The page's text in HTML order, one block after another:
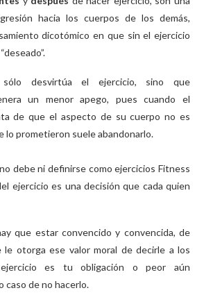
hacia los cuerpos de los demás,
dicotómico en que sin el ejercicio
desvirtúa el ejercicio, sino que
un menor apego, pues cuando el
de que el aspecto de su cuerpo no es
lo prometieron suele abandonarlo.
debe ni definirse como ejercicios Fitness
ejercicio es una decisión que cada quien
que estar convencido y convencida, de
otorga ese valor moral de decirle a los
es tu obligación o peor aún
caso de no hacerlo.